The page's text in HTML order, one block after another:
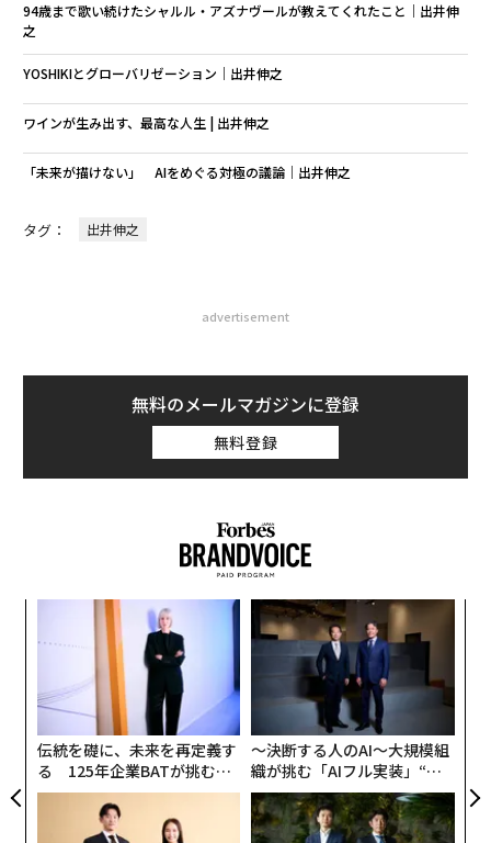
94歳まで歌い続けたシャルル・アズナヴールが教えてくれたこと｜出井伸
之
YOSHIKIとグローバリゼーション｜出井伸之
ワインが生み出す、最高な人生 | 出井伸之
「未来が描けない」 AIをめぐる対極の議論｜出井伸之
タグ： 出井伸之
advertisement
無料のメールマガジンに登録
無料登録
伝統を礎に、未来を再定義す
る 125年企業BATが挑むス
モークレスな未来
〜決断する人のAI〜大規模組
織が挑む「AIフル実装」“使
う”企業から“動く”企業へ【N
TTドコモビジネス×PwC】